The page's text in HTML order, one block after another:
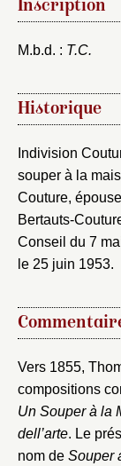
Inscription
M.b.d. : T.C.
Historique
Indivision
souper à la
Couture,
Bertauts-
Conseil du 7
le 25 juin 1953.
Vers 1855,
compositions
Un Souper à la
dell’arte. Le
nom de Souper